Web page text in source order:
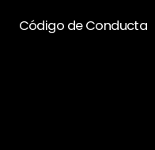
Código de Conducta